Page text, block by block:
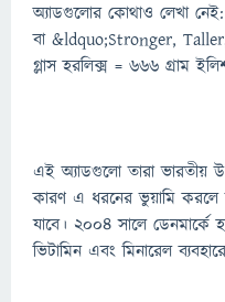
অ্যাডগুলোর কোথাও লেখা
বা &ldquo;Stronger,
গ্লাস হরলিক্স = ৬৬৬ গ্রাম
এই অ্যাডগুলো তারা ভারতীয়
কারণ এ ধরনের ভুয়ামি করলে
যাবে। ২০০৪ সালে ডেনমার্কে
ভিটামিন এবং মিনারেল